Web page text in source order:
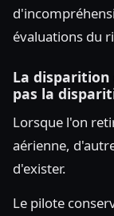
évaluations du
La
pas la
Lorsque l'on
aérienne,
d'exister.
Le pilote